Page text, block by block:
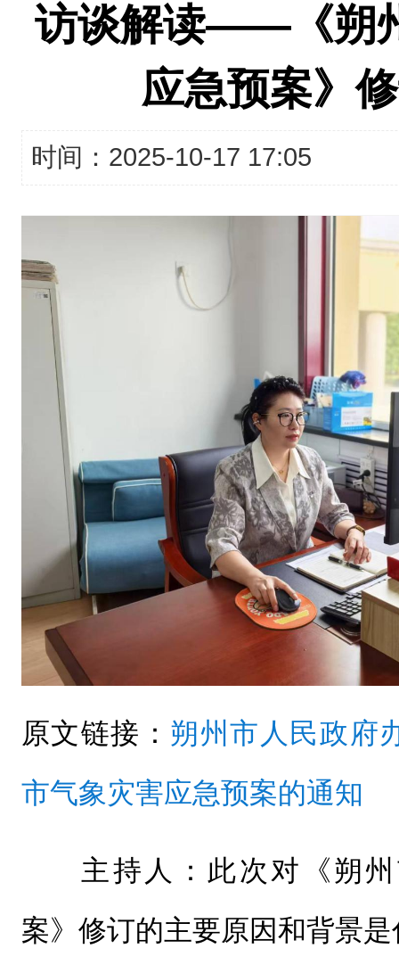
访谈解读——《朔
应急预案》
时间：2025-10-17 17:05
原文链接： 朔州市人民政府
市气象灾害应急预案的通知
主持人：此次对《朔州
案》修订的主要原因和背景